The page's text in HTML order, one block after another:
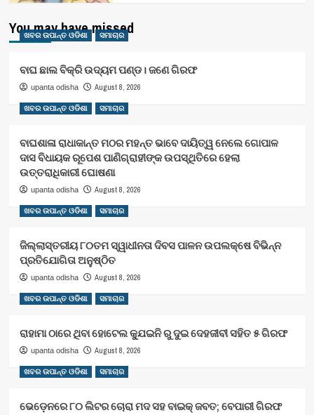
You may have missed
ଖବର ଉପାନ୍ତ ଓଡିଶା ସମାଚାର
ବାଘ ଛାଲ ବିକ୍ରି ଉଦ୍ୟମ ପଣ୍ଡ। ଜଣେ ଗିରଫ
upanta odisha August 8, 2026
ଖବର ଉପାନ୍ତ ଓଡିଶା ସମାଚାର
ବାଘଶାଳା ରାଧାକାନ୍ତ ମଠର ମହନ୍ତ ଭାବେ ଦାୟିତ୍ୱ ନେଲେ ଗୋପାଳ
ଦାସ ବିଧାୟକ ରୂପେଶ ପାଣିଗ୍ରାହୀଙ୍କ ଉପସ୍ଥିତିରେ ହେଲା
ଉତ୍ତରାଧିକାରୀ ଘୋଷଣା
upanta odisha August 8, 2026
ଖବର ଉପାନ୍ତ ଓଡିଶା ସମାଚାର
ଜିଲ୍ଲାସ୍ତରୀୟ ୮୦ତମ ସ୍ୱାଧୀନତା ଦିବସ ପାଳନ ଉପଲକ୍ଷେ ବିଭିନ୍ନ
ପ୍ରତିଯୋଗିତା ଅନୁଷ୍ଠିତ
upanta odisha August 8, 2026
ଖବର ଉପାନ୍ତ ଓଡିଶା ସମାଚାର
ରାହାମା ଠାରେ ଥିବା ହୋଟେଲ କ୍ଯୁଇନି ରୁ ଦୁଇ ଦେହଜୀବୀ ସହିତ ୫ ଗିରଫ
upanta odisha August 8, 2026
ଖବର ଉପାନ୍ତ ଓଡିଶା ସମାଚାର
ଭେଡ଼େନରେ ୮୦ ଲିଟର ଚୋରା ମଦ ସହ ବାଇକ୍ ଜବତ; ବେପାରୀ ଗିରଫ